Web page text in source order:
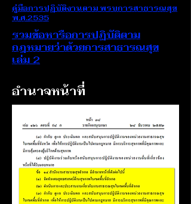
คู่มือการปฏิบัติงานตาม พรบการสาธารณสุข
พ.ศ.2535
รวมข้อหารือการปฏิบัติตาม
กฎหมายว่าด้วยการสาธารณสุข
เล่ม 2
อำนาจหน้าที่